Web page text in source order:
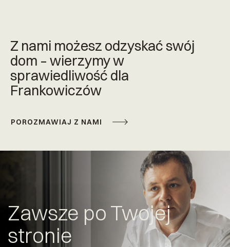
Z nami możesz odzyskać swój
dom – wierzymy w
sprawiedliwość dla
Frankowiczów
POROZMAWIAJ Z NAMI
Zawsze po Twojej
stronie